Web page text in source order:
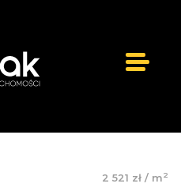
2 521 zł / m2